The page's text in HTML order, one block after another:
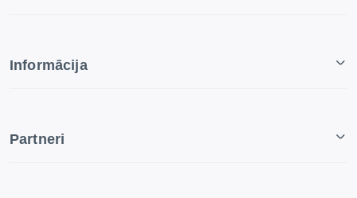
Informācija
Partneri